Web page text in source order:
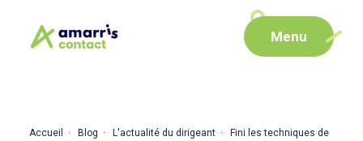
au
contenu
Menu
Accueil Blog L'actualité du dirigeant
Fini les techniques de